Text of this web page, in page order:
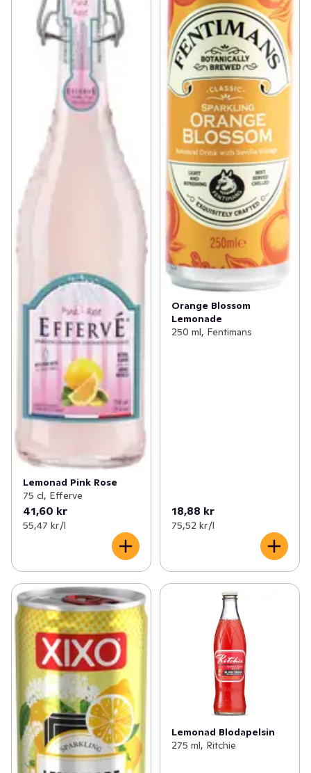
Lemonad Pink Rose
75 cl, Efferve
41,60 kr
55,47 kr /l
Orange Blossom
Lemonade
250 ml, Fentimans
18,88 kr
75,52 kr /l
Lemonad Blodapelsin
275 ml, Ritchie